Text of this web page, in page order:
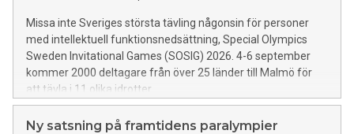
Missa inte Sveriges största tävling någonsin för personer
med intellektuell funktionsnedsättning, Special Olympics
Sweden Invitational Games (SOSIG) 2026. 4-6 september
kommer 2000 deltagare från över 25 länder till Malmö för
att tävla i 11 olika idrotter.
Ny satsning på framtidens paralympier